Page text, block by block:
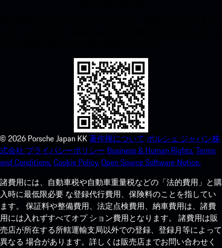
© 2026 Porsche Japan KK著作権について ポルシェ ジャパン株
式会社 プライバシーポリシー Business & Human Rights.Terms
and Conditions.Cookie Policy.Open Source Software Notice.
諸費用には、自動車税や自動車重量税などの「法的費用」と購
入時に最低限必要 な登録代行費用、保険料のことを指してい
ます。 保証料や整備費用、法定点検費用、納車費用は、諸費
用には入れずすべてオプ ション費用となります。 諸費用は販
売店が所在する所轄運輸支局以外での登録、登録月等によって
異なる 場合があります。詳しくは販売店までお問い合わせく